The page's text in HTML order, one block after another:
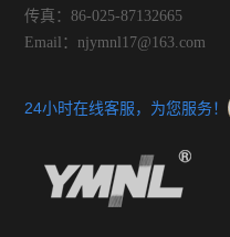
传真：86-025-87132665
Email：njymnl17@163.com
24小时在线客服，为您服务！